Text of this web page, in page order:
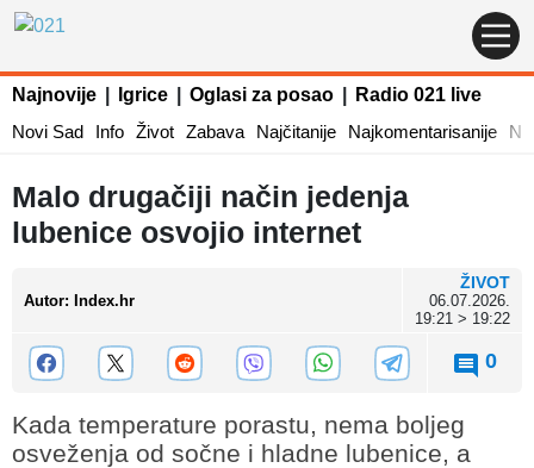
Najnovije Igrice Oglasi za posao
Radio 021 live
Novi Sad
Info Život Zabava Najčitanije Najkomentarisanije
Malo drugačiji način jedenja
lubenice osvojio internet
Autor: Index.hr
ŽIVOT
06.07.2026.
19:21 > 19:22
0
Kada temperature porastu, nema boljeg
osveženja od sočne i hladne lubenice, a